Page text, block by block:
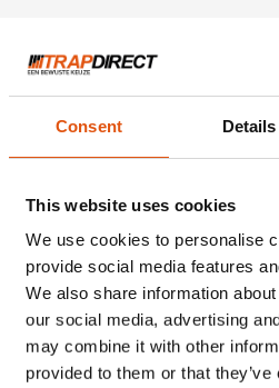
Consent Details
This website uses cookies
We use cookies to personalise
provide social media features
We also share information
our social media, advertising
may combine it with other
provided to them or that
IN 3
NIEUWE